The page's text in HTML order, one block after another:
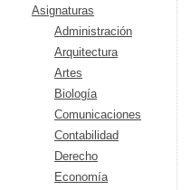
Asignaturas
Administración
Arquitectura
Artes
Biología
Comunicaciones
Contabilidad
Derecho
Economía